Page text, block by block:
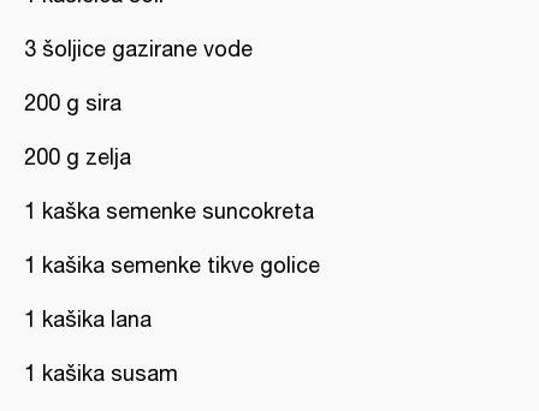
3 šoljice gazirane vode
200 g sira
200 g zelja
1 kaška semenke suncokreta
1 kašika semenke tikve golice
1 kašika lana
1 kašika susam